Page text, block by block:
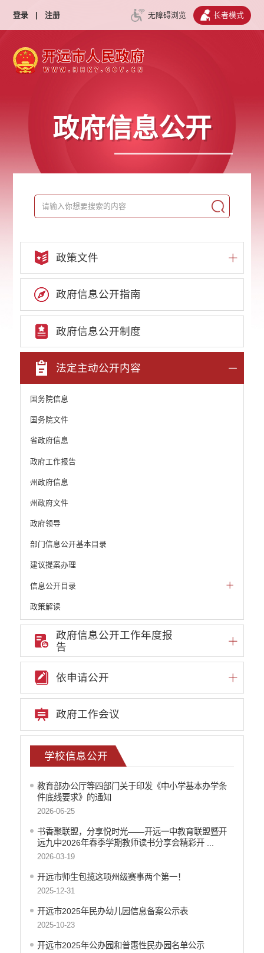
登录 | 注册 无障碍浏览 长者模式
政府信息公开
政策文件
政府信息公开指南
政府信息公开制度
法定主动公开内容
国务院信息
国务院文件
省政府信息
政府工作报告
州政府信息
州政府文件
政府领导
部门信息公开基本目录
建议提案办理
信息公开目录
政策解读
机构职能和权责清单
自然资源政务公开
重点领域信息公开
重大建设项目信息
安全生产信息公开
民政信息公开
推进面向转移落户人员的服务公开
质监信息公开
学校信息公开
住房保障信息公开
旅游市场秩序和服务质量信息公开
国有土地上房屋征收补偿信息公开
行政事业性收费
公务员管理
政府信息公开工作年度报
告
依申请公开
政府工作会议
学校信息公开
教育部办公厅等四部门关于印发《中小学基本办学条
件底线要求》的通知
2026-06-25
书香聚联盟，分享悦时光——开远一中教育联盟暨开
远九中2026年春季学期教师读书分享会精彩开 ...
2026-03-19
开远市师生包揽这项州级赛事两个第一！
2025-12-31
开远市2025年民办幼儿园信息备案公示表
2025-10-23
开远市2025年公办园和普惠性民办园名单公示